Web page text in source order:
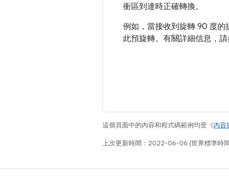
衝區到達時正確轉換。
例如，當接收到旋轉 90 度
此預旋轉。有關詳細信息，請
這個頁面中的內容和程式碼範例均受《內容
上次更新時間：2022-06-06 (世界標準時間